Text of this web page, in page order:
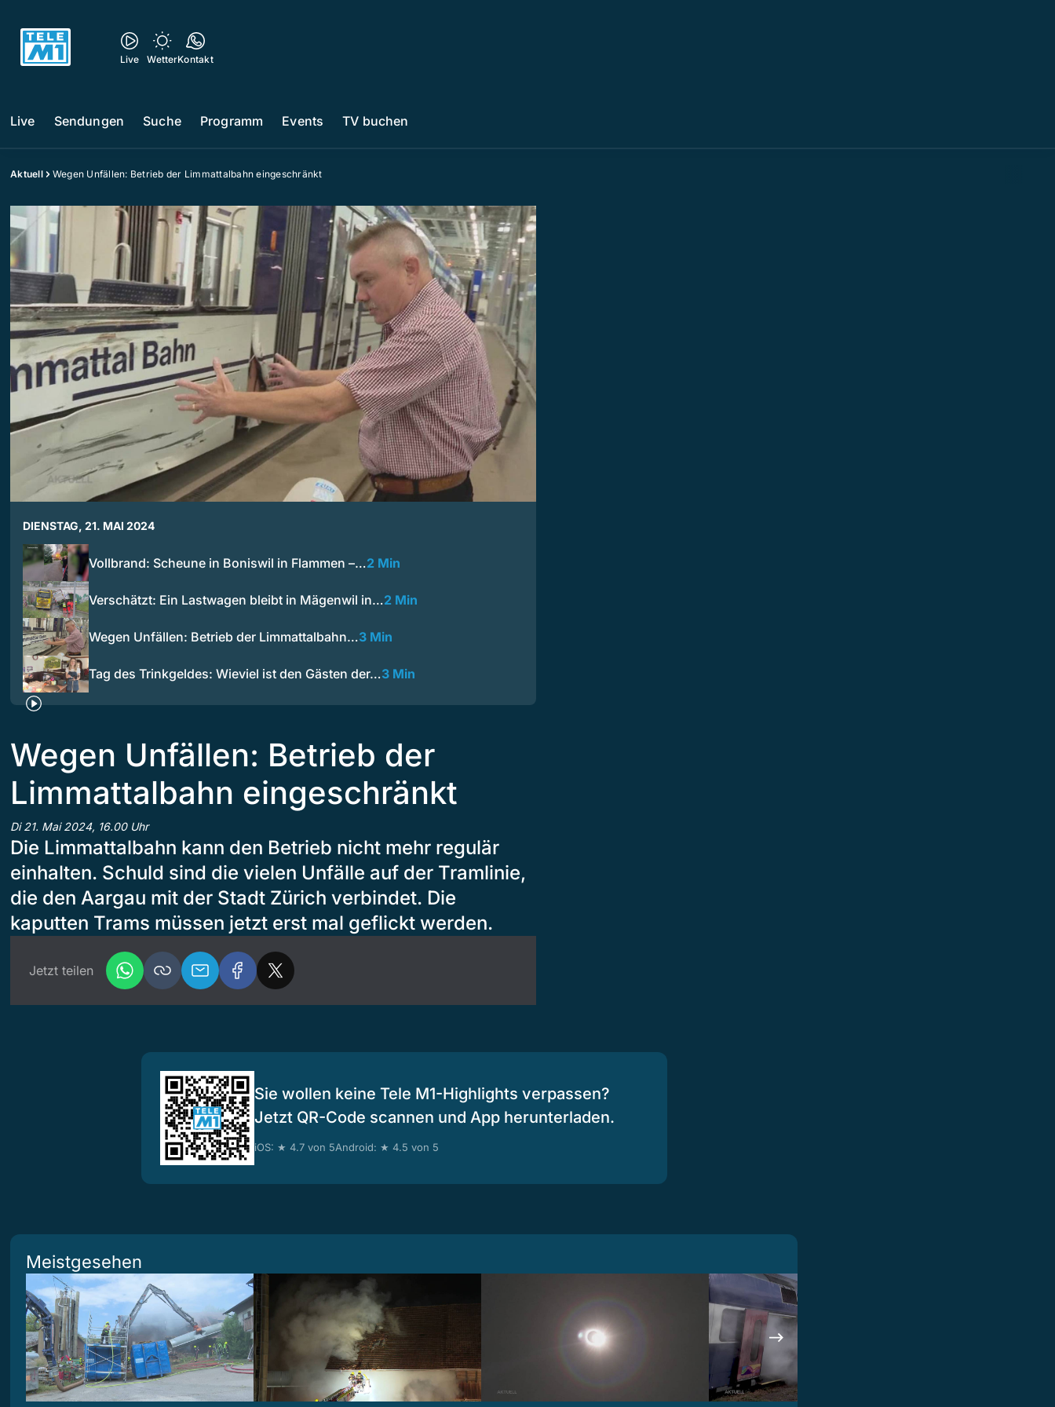
Live WetterKontakt
Live Sendungen Suche Programm Events TV buchen
Aktuell Wegen Unfällen: Betrieb der Limmattalbahn eingeschränkt
DIENSTAG, 21. MAI 2024
Vollbrand: Scheune in Boniswil in Flammen –…2 Min
Verschätzt: Ein Lastwagen bleibt in Mägenwil in…2 Min
Wegen Unfällen: Betrieb der Limmattalbahn…3 Min
Tag des Trinkgeldes: Wieviel ist den Gästen der…3 Min
Wegen Unfällen: Betrieb der
Limmattalbahn eingeschränkt
Di 21. Mai 2024, 16.00 Uhr
Die Limmattalbahn kann den Betrieb nicht mehr regulär
einhalten. Schuld sind die vielen Unfälle auf der Tramlinie,
die den Aargau mit der Stadt Zürich verbindet. Die
kaputten Trams müssen jetzt erst mal geflickt werden.
Jetzt teilen
Sie wollen keine Tele M1-Highlights verpassen?
Jetzt QR-Code scannen und App herunterladen.
iOS: ★ 4.7 von 5Android: ★ 4.5 von 5
Meistgesehen